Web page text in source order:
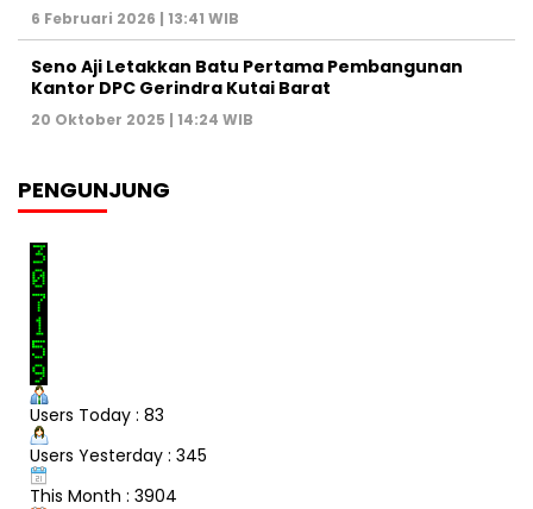
6 Februari 2026 | 13:41 WIB
Seno Aji Letakkan Batu Pertama Pembangunan
Kantor DPC Gerindra Kutai Barat
20 Oktober 2025 | 14:24 WIB
PENGUNJUNG
Users Today : 83
Users Yesterday : 345
This Month : 3904